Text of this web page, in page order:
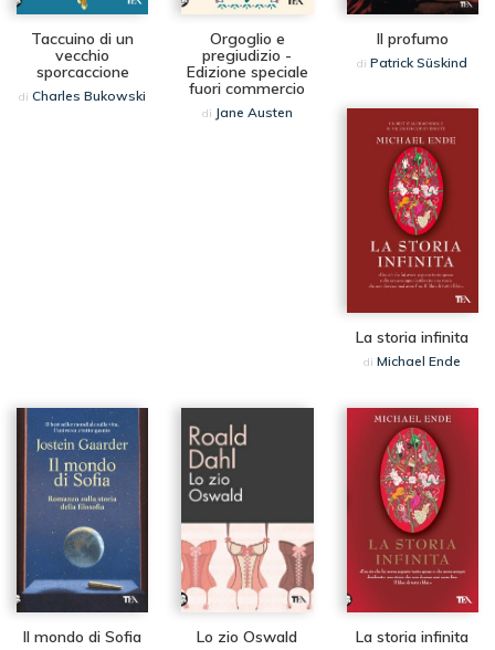
Taccuino di un
vecchio
sporcaccione
diCharles Bukowski
Orgoglio e
pregiudizio -
Edizione speciale
fuori commercio
di Jane Austen
Il profumo
diPatrick Süskind
La storia infinita
di Michael Ende
Il mondo di Sofia Lo zio Oswald La storia infinita